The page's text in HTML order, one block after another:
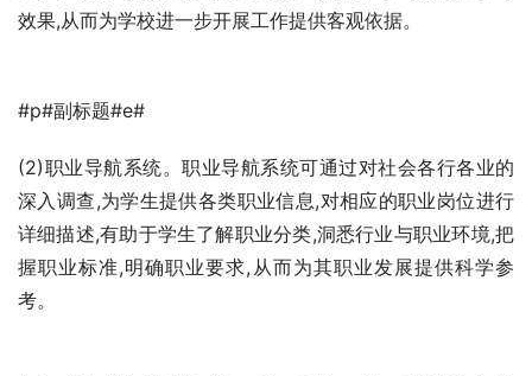
效果,从而为学校进一步开展工作提供客观依据。
#p#副标题#e#
(2)职业导航系统。职业导航系统可通过对社会各行各业的
深入调查,为学生提供各类职业信息,对相应的职业岗位进行
详细描述,有助于学生了解职业分类,洞悉行业与职业环境,把
握职业标准,明确职业要求,从而为其职业发展提供科学参
考。